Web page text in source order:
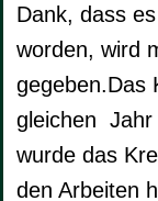
Dank, dass
worden, wird
gegeben.Das
gleichen Jahr
wurde das
den Arbeiten